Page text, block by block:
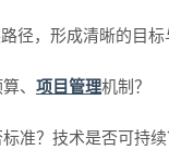
径，形成清晰的目标
、 项目管理机制？
准？技术是否可持续